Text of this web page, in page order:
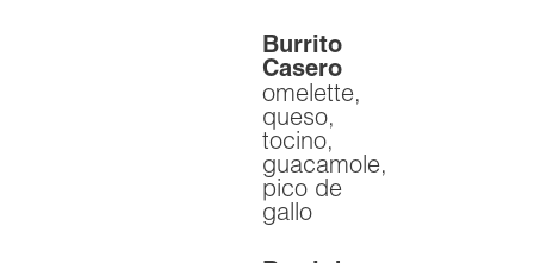
Burrito
Casero
omelette,
queso,
tocino,
guacamole,
pico de
gallo